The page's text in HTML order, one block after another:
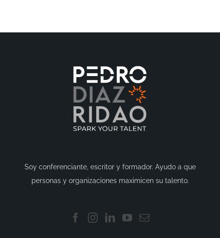
Soy conferenciante, escritor y formador. Ayudo a que
personas y organizaciones maximicen su talento.